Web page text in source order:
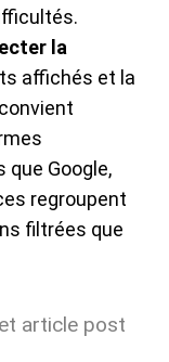
la
affichés et la
que Google,
regroupent
filtrées que
article post